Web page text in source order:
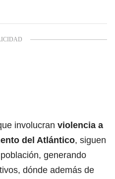
involucran violencia a
del Atlántico, siguen
generando
dónde además de